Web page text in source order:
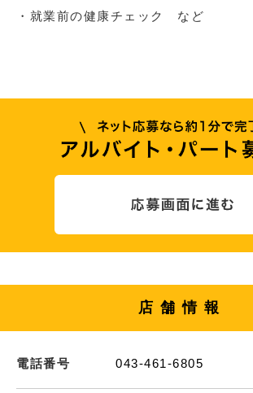
・就業前の健康チェック など
店舗情報
電話番号 043-461-6805